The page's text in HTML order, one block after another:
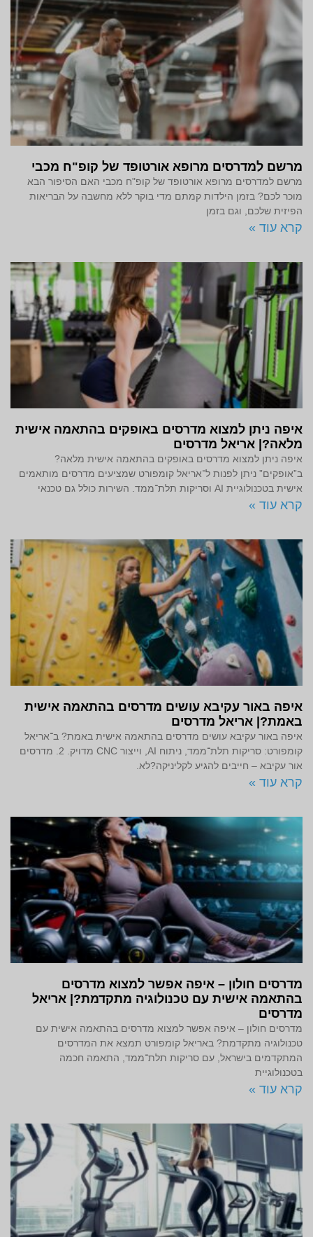
מרשם למדרסים מרופא אורטופד של קופ"ח מכבי
מרשם למדרסים מרופא אורטופד של קופ"ח מכבי האם הסיפור הבא
מוכר לכם? בזמן הילדות קמתם מדי בוקר ללא מחשבה על הבריאות
הפיזית שלכם, וגם בזמן
קרא עוד »
איפה ניתן למצוא מדרסים באופקים בהתאמה אישית
מלאה?| אריאל מדרסים
איפה ניתן למצוא מדרסים באופקים בהתאמה אישית מלאה?
ב”אופקים” ניתן לפנות ל־אריאל קומפורט שמציעים מדרסים מותאמים
אישית בטכנולוגיית AI וסריקות תלת־ממד. השירות כולל גם טכנאי
קרא עוד »
איפה באור עקיבא עושים מדרסים בהתאמה אישית
באמת?| אריאל מדרסים
איפה באור עקיבא עושים מדרסים בהתאמה אישית באמת? ב־אריאל
קומפורט: סריקות תלת־ממד, ניתוח AI, וייצור CNC מדויק. 2. מדרסים
אור עקיבא – חייבים להגיע לקליניקה?לא.
קרא עוד »
מדרסים חולון – איפה אפשר למצוא מדרסים
בהתאמה אישית עם טכנולוגיה מתקדמת?| אריאל
מדרסים
מדרסים חולון – איפה אפשר למצוא מדרסים בהתאמה אישית עם
טכנולוגיה מתקדמת? באריאל קומפורט תמצא את המדרסים
המתקדמים בישראל, עם סריקות תלת־ממד, התאמה חכמה
בטכנולוגיית
קרא עוד »